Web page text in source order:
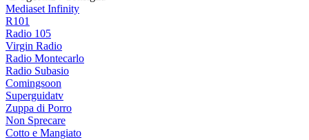
Mediaset Infinity
R101
Radio 105
Virgin Radio
Radio Montecarlo
Radio Subasio
Comingsoon
Superguidatv
Zuppa di Porro
Non Sprecare
Cotto e Mangiato